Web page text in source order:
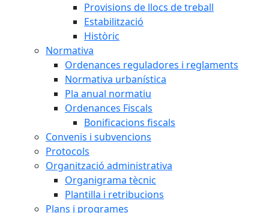
Provisions de llocs de treball
Estabilització
Històric
Normativa
Ordenances reguladores i reglaments
Normativa urbanística
Pla anual normatiu
Ordenances Fiscals
Bonificacions fiscals
Convenis i subvencions
Protocols
Organització administrativa
Organigrama tècnic
Plantilla i retribucions
Plans i programes